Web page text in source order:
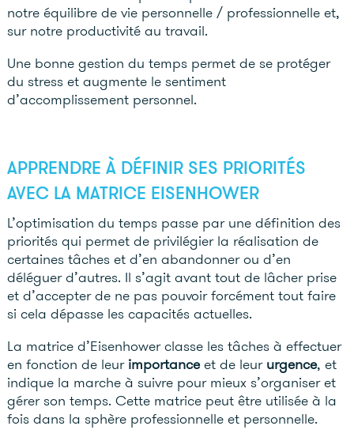
notre équilibre de vie personnelle / professionnelle et,
sur notre productivité au travail.
Une bonne gestion du temps permet de se protéger
du stress et augmente le sentiment
d’accomplissement personnel.
APPRENDRE À DÉFINIR SES PRIORITÉS
AVEC LA MATRICE EISENHOWER
L’optimisation du temps passe par une définition des
priorités qui permet de privilégier la réalisation de
certaines tâches et d’en abandonner ou d’en
déléguer d’autres. Il s’agit avant tout de lâcher prise
et d’accepter de ne pas pouvoir forcément tout faire
si cela dépasse les capacités actuelles.
La matrice d’Eisenhower classe les tâches à effectuer
en fonction de leur importanceet de leur urgence, et
indique la marche à suivre pour mieux s’organiser et
gérer son temps. Cette matrice peut être utilisée à la
fois dans la sphère professionnelle et personnelle.